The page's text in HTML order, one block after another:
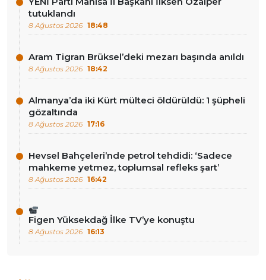
tutuklandı
8 Ağustos 2026 18:48
Aram Tigran Brüksel’deki mezarı başında anıldı
8 Ağustos 2026 18:42
Almanya’da iki Kürt mülteci öldürüldü: 1 şüpheli
gözaltında
8 Ağustos 2026 17:16
Hevsel Bahçeleri’nde petrol tehdidi: ‘Sadece
mahkeme yetmez, toplumsal refleks şart’
8 Ağustos 2026 16:42
Figen Yüksekdağ İlke TV’ye konuştu
8 Ağustos 2026 16:13